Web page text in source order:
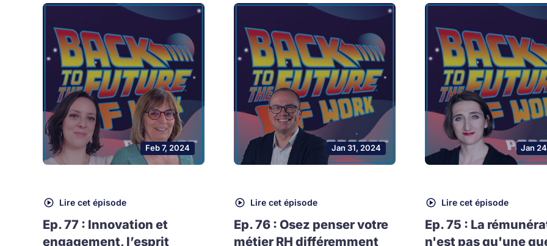
Feb 7, 2024
Lire cet épisode
Ep. 77 : Innovation et
engagement, l’esprit
Jan 31, 2024
Lire cet épisode
Ep. 76 : Osez penser votre
métier RH différemment
Jan
Lire cet épisode
Ep. 75 : La
n'est pas qu'une